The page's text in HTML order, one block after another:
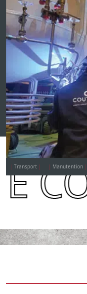
Transport Manutention